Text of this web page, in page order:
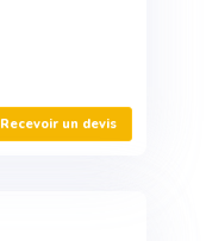
Recevoir un devis